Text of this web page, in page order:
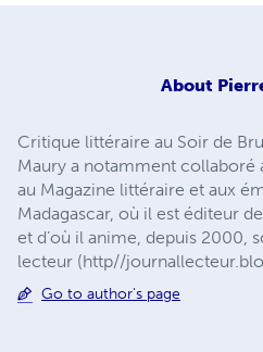
About
Critique littéraire au Soir de
Maury a notamment collaboré
au Magazine littéraire et aux
Madagascar, où il est éditeur
et d’où il anime, depuis 2000,
lecteur (http//
Go to author's page